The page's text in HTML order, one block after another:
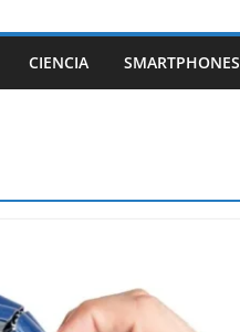
una app
una
CIENCIA SMARTPHONES